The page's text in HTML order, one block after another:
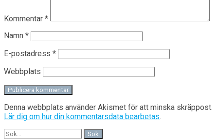
Kommentar *
Namn *
E-postadress *
Webbplats
Denna webbplats använder Akismet för att minska skräppost.
Lär dig om hur din kommentarsdata bearbetas.